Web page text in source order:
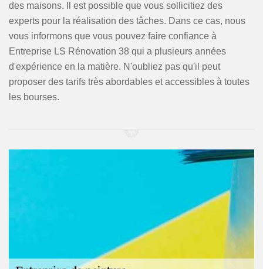
des maisons. Il est possible que vous sollicitiez des
experts pour la réalisation des tâches. Dans ce cas, nous
vous informons que vous pouvez faire confiance à
Entreprise LS Rénovation 38 qui a plusieurs années
d'expérience en la matière. N'oubliez pas qu'il peut
proposer des tarifs très abordables et accessibles à toutes
les bourses.